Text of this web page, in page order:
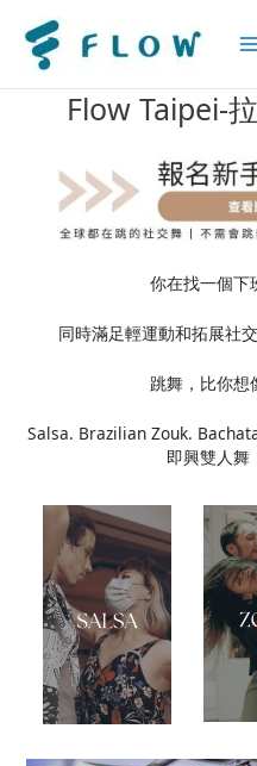
Flow Taipei-
你在找一個下
同時滿足輕運動和拓展社
跳舞，比你想
Salsa. Brazilian Zouk.
即興雙人舞